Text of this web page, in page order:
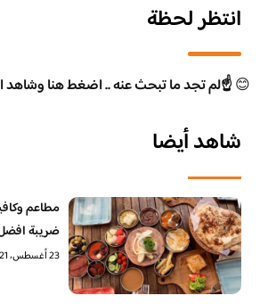
انتظر لحظة
😊☝️لم تجد ما تبحث عنه .. اضغط هنا وشاهد
شاهد أيضا
مطاعم
ضريبة افضل 10ينصح
23 أغسطس، 2021